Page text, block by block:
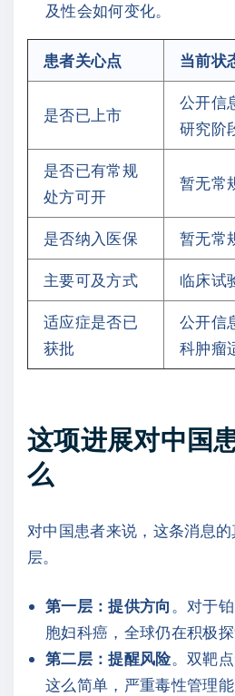
及性会如何变化。
患者关心点 当前状
是否已上市
公开信
研究阶
是否已有常规
处方可开
暂无常
是否纳入医保 暂无常
主要可及方式 临床试
适应症是否已
获批
公开信
科肿瘤
这项进展对中国
么
对中国患者来说，这条消息
层。
第一层：提供方向 。对于
胞妇科癌，全球仍在积极探
第二层：提醒风险。双靶
这么简单，严重毒性管理